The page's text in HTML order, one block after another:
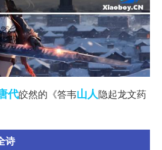
代皎然的《答韦山人隐起龙文药
诗